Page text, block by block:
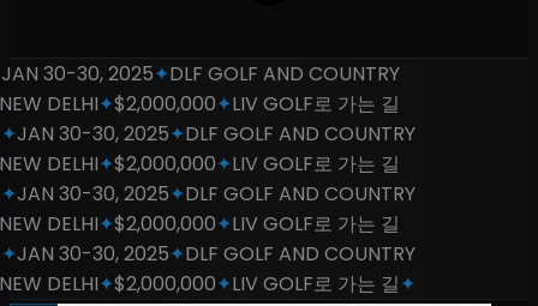
30-30, 2025✦DLF GOLF AND COUNTRY
DELHI✦$2,000,000✦LIV GOLF로 가는 길
30-30, 2025✦DLF GOLF AND COUNTRY
DELHI✦$2,000,000✦LIV GOLF로 가는 길
30-30, 2025✦DLF GOLF AND COUNTRY
DELHI✦$2,000,000✦LIV GOLF로 가는 길
30-30, 2025✦DLF GOLF AND COUNTRY
DELHI✦$2,000,000✦LIV GOLF로 가는 길 ✦